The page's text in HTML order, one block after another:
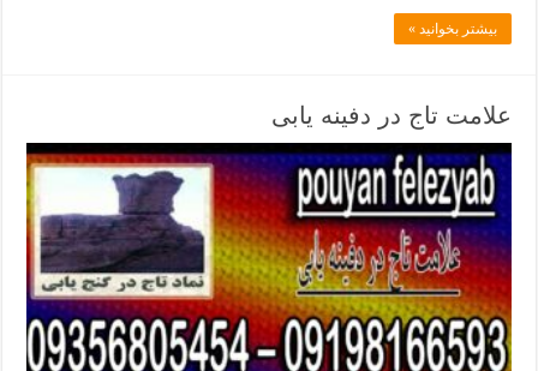
بیشتر بخوانید »
علامت تاج در دفینه یابی